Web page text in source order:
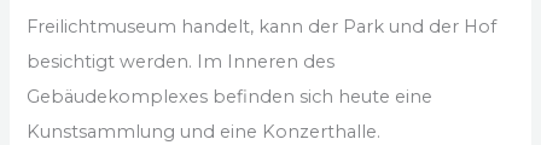
Freilichtmuseum handelt, kann der Park und der Hof
besichtigt werden. Im Inneren des
Gebäudekomplexes befinden sich heute eine
Kunstsammlung und eine Konzerthalle.